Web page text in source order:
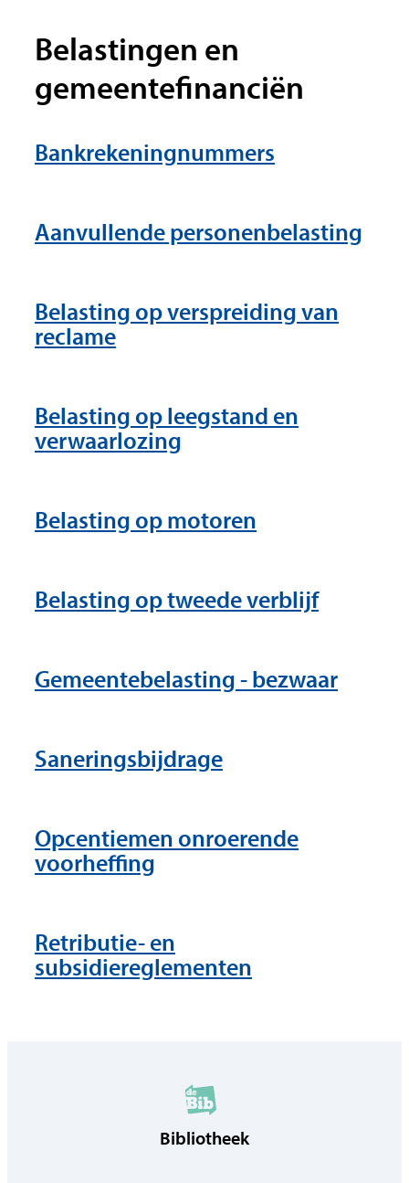
Belastingen en
gemeentefinanciën
Thema's
Bankrekeningnummers
Aanvullende personenbelasting
Belasting op verspreiding van
reclame
Belasting op leegstand en
verwaarlozing
Belasting op motoren
Belasting op tweede verblijf
Gemeentebelasting - bezwaar
Saneringsbijdrage
Opcentiemen onroerende
voorheffing
Retributie- en
subsidiereglementen
Bibliotheek